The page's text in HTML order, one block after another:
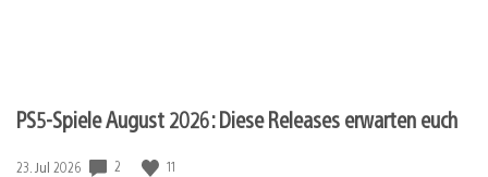
PS5-Spiele August 2026: Diese Releases erwarten euch
Veröffentlichungsdatum:
23. Jul 2026 2 11